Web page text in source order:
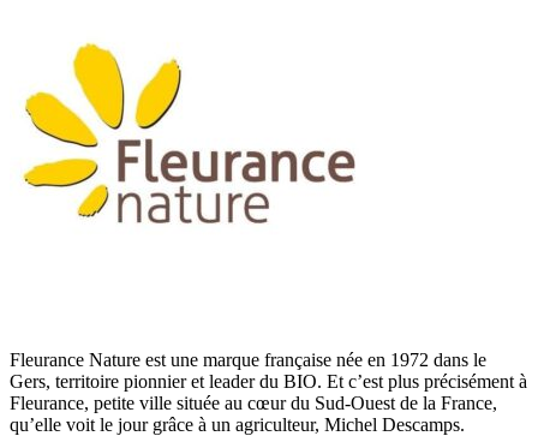
Fleurance Nature est une marque française née en 1972 dans le
Gers, territoire pionnier et leader du BIO. Et c’est plus précisément à
Fleurance, petite ville située au cœur du Sud-Ouest de la France,
qu’elle voit le jour grâce à un agriculteur, Michel Descamps.